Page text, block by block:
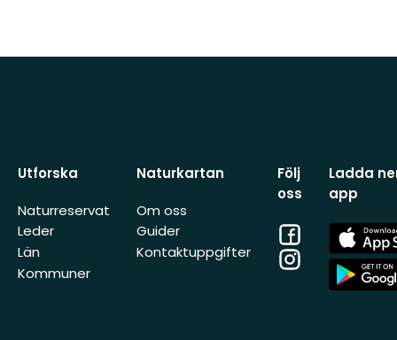
Utforska
Naturreservat
Leder
Län
Kommuner
Naturkartan
Om oss
Guider
Kontaktuppgifter
Följ
oss
Facebook
Instagram
Ladda
app
App
Store
App
Store